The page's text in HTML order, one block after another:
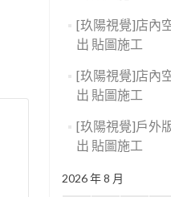
[玖陽視覺]店內
出 貼圖施工
[玖陽視覺]店內
出 貼圖施工
[玖陽視覺]戶外
出 貼圖施工
2026 年 8 月